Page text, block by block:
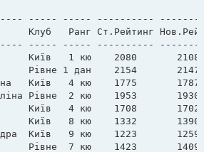
----- ----- ----------
Ранг Ст.Рейтинг
----- ----- ----------
Київ   1 кю    2080       2108
Рівне 1 дан    2154       2147
Київ   4 кю    1775       1787
Рівне  2 кю    1953       1930
Київ   4 кю    1708       1702
Київ   8 кю    1332       1390
Київ   9 кю    1223       1259